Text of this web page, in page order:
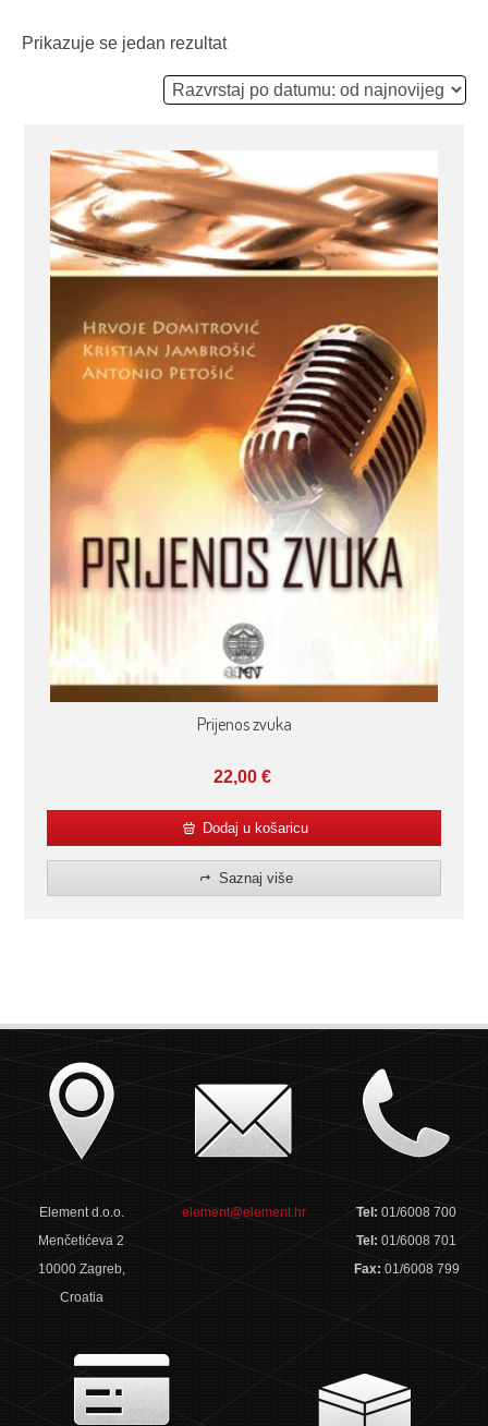
Prikazuje se jedan rezultat
Prijenos zvuka
22,00 €
Dodaj u košaricu
Saznaj više
Element d.o.o.
Menčetićeva 2
10000 Zagreb,
Croatia
element@element.hr Tel:01/6008 700
Tel:01/6008 701
Fax: 01/6008 799